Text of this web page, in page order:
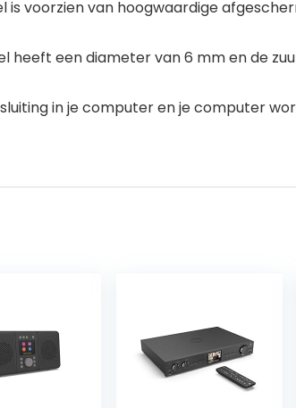
is voorzien van hoogwaardige
heeft een diameter van 6 mm en de
in je computer en je computer